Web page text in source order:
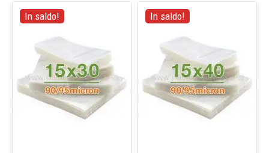
In saldo! In saldo!